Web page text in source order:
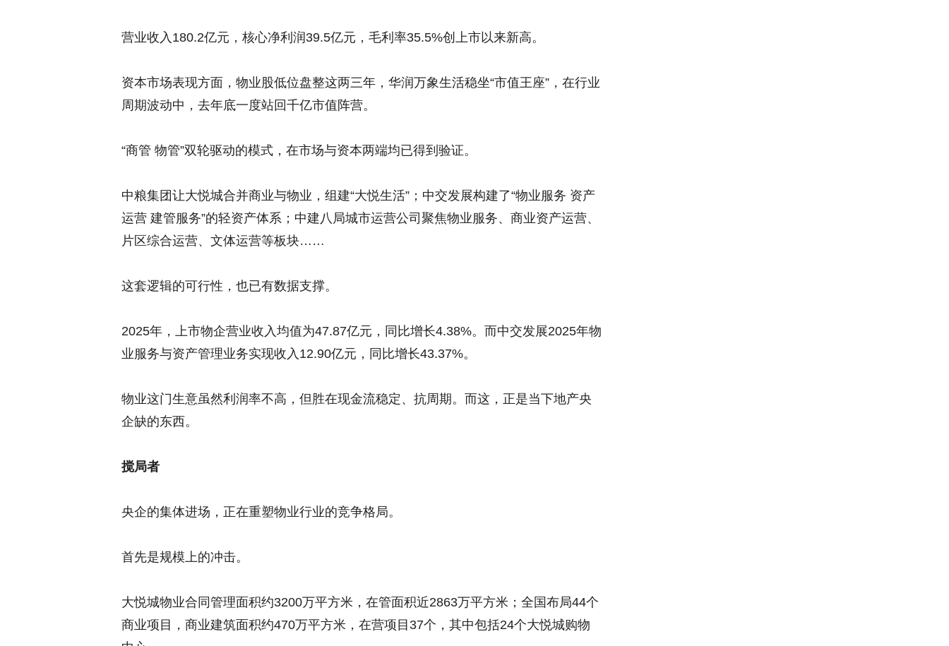
营业收入180.2亿元，核心净利润39.5亿元，毛利率35.5%创上市以来新高。
资本市场表现方面，物业股低位盘整这两三年，华润万象生活稳坐“市值王座”，在行业
周期波动中，去年底一度站回千亿市值阵营。
“商管 物管”双轮驱动的模式，在市场与资本两端均已得到验证。
中粮集团让大悦城合并商业与物业，组建“大悦生活”；中交发展构建了“物业服务 资产
运营 建管服务”的轻资产体系；中建八局城市运营公司聚焦物业服务、商业资产运营、
片区综合运营、文体运营等板块……
这套逻辑的可行性，也已有数据支撑。
2025年，上市物企营业收入均值为47.87亿元，同比增长4.38%。而中交发展2025年物
业服务与资产管理业务实现收入12.90亿元，同比增长43.37%。
物业这门生意虽然利润率不高，但胜在现金流稳定、抗周期。而这，正是当下地产央
企缺的东西。
搅局者
央企的集体进场，正在重塑物业行业的竞争格局。
首先是规模上的冲击。
大悦城物业合同管理面积约3200万平方米，在管面积近2863万平方米；全国布局44个
商业项目，商业建筑面积约470万平方米，在营项目37个，其中包括24个大悦城购物